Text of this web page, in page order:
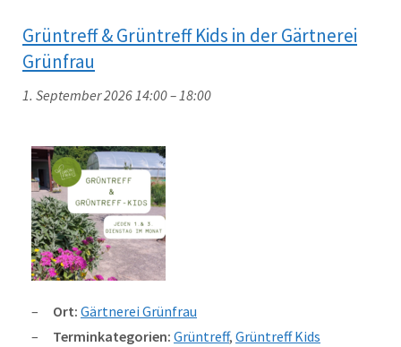
Grüntreff & Grüntreff Kids in der Gärtnerei
Grünfrau
1. September 2026 14:00–18:00
Ort: Gärtnerei Grünfrau
Terminkategorien: Grüntreff, Grüntreff Kids